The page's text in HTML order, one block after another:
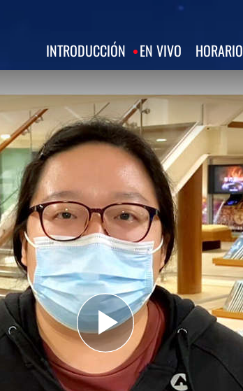
INTRODUCCIÓN EN VIVO HORARIO
Play